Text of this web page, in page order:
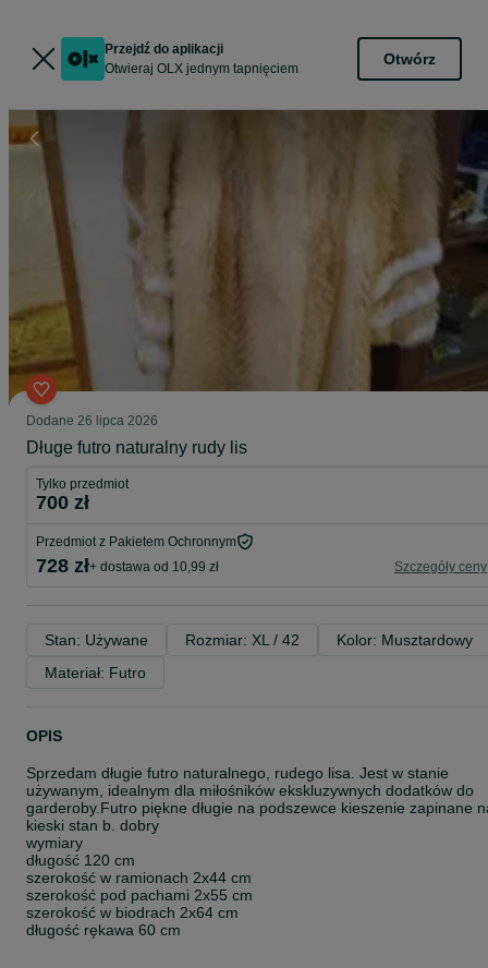
Przejdź do aplikacji
Otwieraj OLX jednym tapnięciem
Otwórz
Dodane 26 lipca 2026
Długe futro naturalny rudy lis
Tylko przedmiot
700 zł
Przedmiot z Pakietem Ochronnym
728 zł+ dostawa od 10,99 zł Szczegóły ceny
Stan: Używane Rozmiar: XL / 42
Kolor: Musztardowy
Materiał: Futro
OPIS
Sprzedam długie futro naturalnego, rudego lisa. Jest w stanie
używanym, idealnym dla miłośników ekskluzywnych dodatków do
garderoby.Futro piękne długie na podszewce kieszenie zapinane
kieski stan b. dobry
wymiary
długość 120 cm
szerokość w ramionach 2x44 cm
szerokość pod pachami 2x55 cm
szerokość w biodrach 2x64 cm
długość rękawa 60 cm